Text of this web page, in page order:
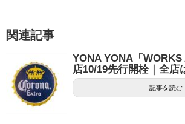
関連記事
YONA YONA「
店10/19先行開栓｜全店
記事を読む